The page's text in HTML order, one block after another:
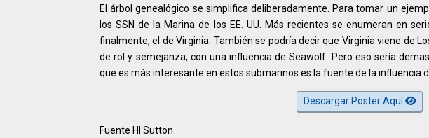
El árbol genealógico se simplifica deliberadamente. Para tomar un
los SSN de la Marina de los EE. UU. Más recientes se enumeran en
finalmente, el de Virginia. También se podría decir que Virginia viene de
de rol y semejanza, con una influencia de Seawolf. Pero eso sería
que es más interesante en estos submarinos es la fuente de la influencia
Descargar Poster Aquí
Fuente HI Sutton